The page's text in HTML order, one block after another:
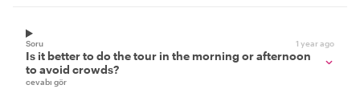
Soru 1 year ago
Is it better to do the tour in the morning or afternoon
to avoid crowds?
cevabı gör